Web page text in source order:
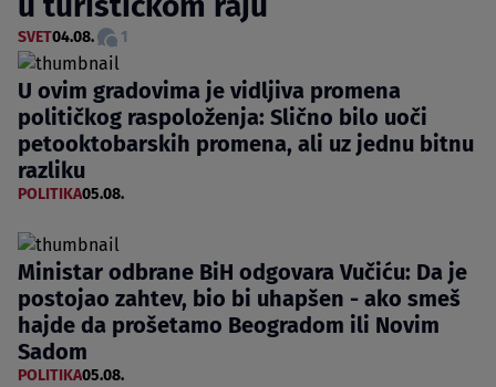
SVET04.08. 1
U ovim gradovima je vidljiva promena
političkog raspoloženja: Slično bilo uoči
petooktobarskih promena, ali uz jednu bitnu
razliku
POLITIKA05.08.
Ministar odbrane BiH odgovara Vučiću: Da je
postojao zahtev, bio bi uhapšen - ako smeš
hajde da prošetamo Beogradom ili Novim
Sadom
POLITIKA05.08.